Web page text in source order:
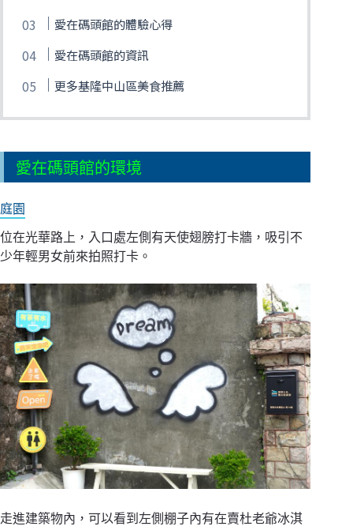
愛在碼頭館的體驗心得
愛在碼頭館的資訊
更多基隆中山區美食推薦
愛在碼頭館的環境
庭園
位在光華路上，入口處左側有天使翅膀打卡牆，吸引不
少年輕男女前來拍照打卡。
走進建築物內，可以看到左側棚子內有在賣杜老爺冰淇